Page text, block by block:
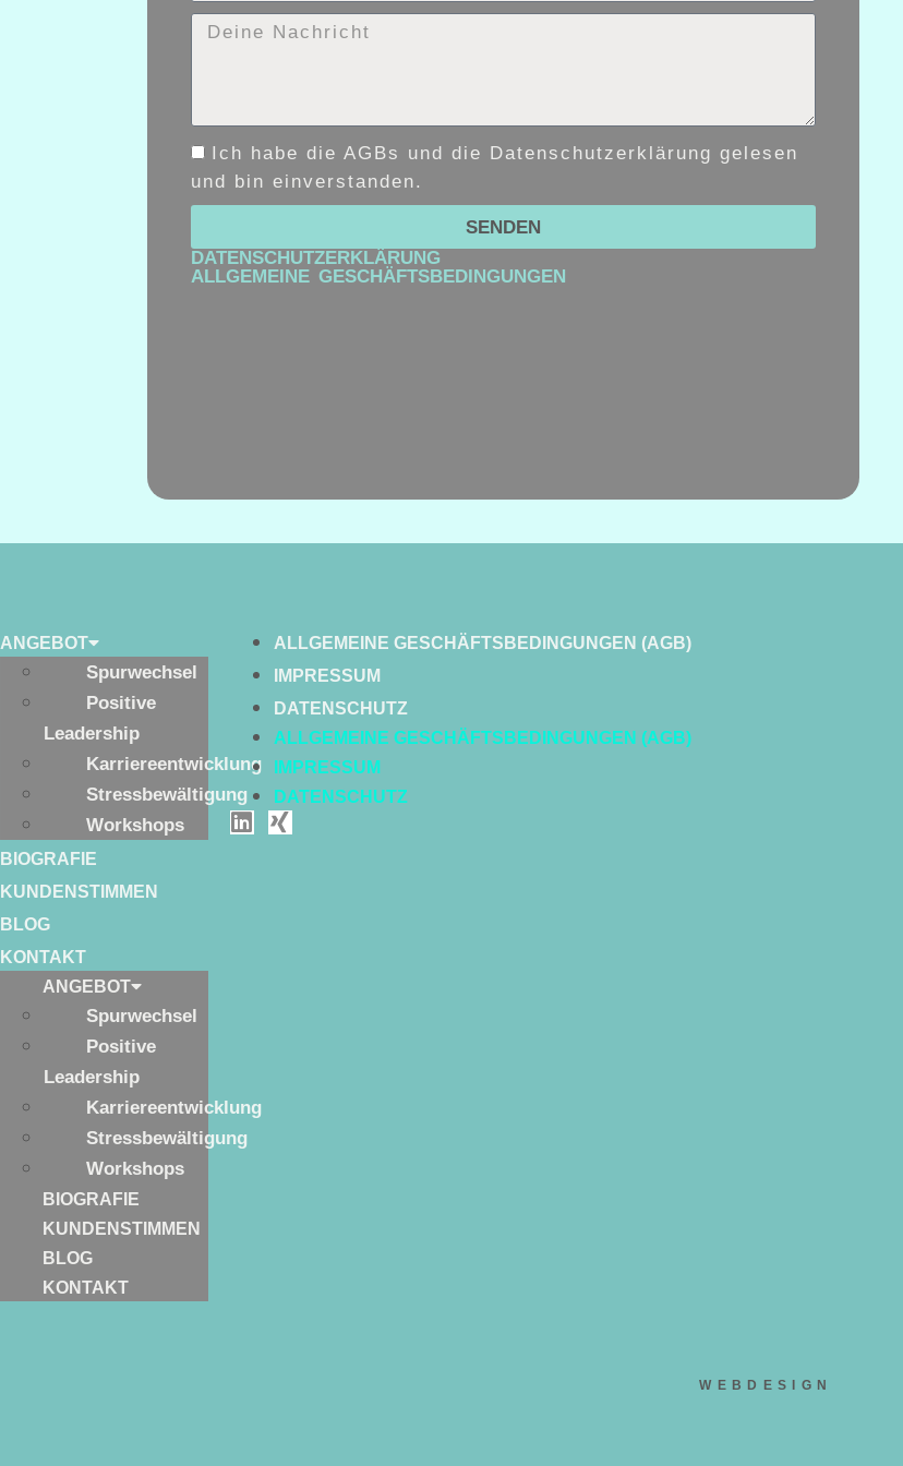
Ich habe die AGBs und die Datenschutzerklärung gelesen
und bin einverstanden.
SENDEN
DATENSCHUTZERKLÄRUNG
ALLGEMEINE GESCHÄFTSBEDINGUNGEN
ANGEBOT
Spurwechsel
Positive
Leadership
Karriereentwicklung
Stressbewältigung
Workshops
BIOGRAFIE
KUNDENSTIMMEN
BLOG
KONTAKT
ANGEBOT
Spurwechsel
Positive
Leadership
Karriereentwicklung
Stressbewältigung
Workshops
BIOGRAFIE
KUNDENSTIMMEN
BLOG
KONTAKT
ALLGEMEINE GESCHÄFTSBEDINGUNGEN (AGB)
IMPRESSUM
DATENSCHUTZ
ALLGEMEINE GESCHÄFTSBEDINGUNGEN (AGB)
IMPRESSUM
DATENSCHUTZ
WEBDESIGN